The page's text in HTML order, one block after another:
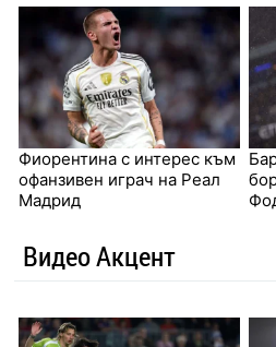
Фиорентина с интерес към
офанзивен играч на Реал
Мадрид
Видео Акцент